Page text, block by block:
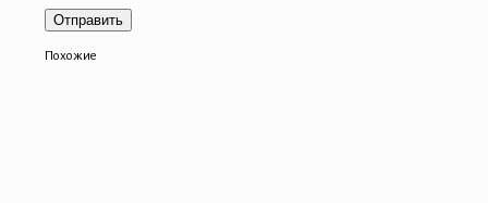
Похожие